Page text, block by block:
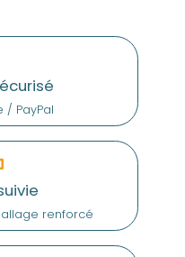
/ PayPal
renforcé